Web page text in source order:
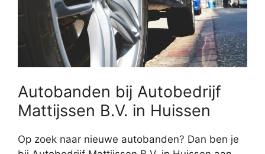
Autobanden bij Autobedrijf
Mattijssen B.V. in Huissen
Op zoek naar nieuwe autobanden? Dan ben je